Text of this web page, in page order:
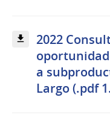
2022
a
Largo (.pdf